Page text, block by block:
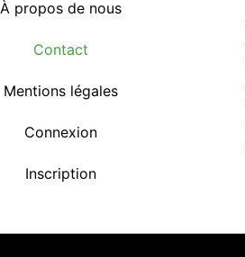
À propos de nous
Contact
Mentions légales
Connexion
Inscription